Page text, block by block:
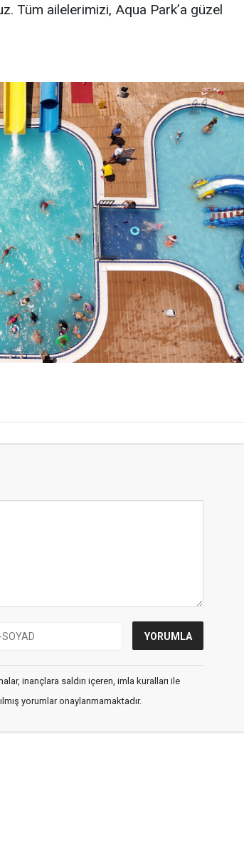
Tüm ailelerimizi, Aqua Park’a güzel
inançlara saldırı içeren, imla kuralları ile
yorumlar onaylanmamaktadır.